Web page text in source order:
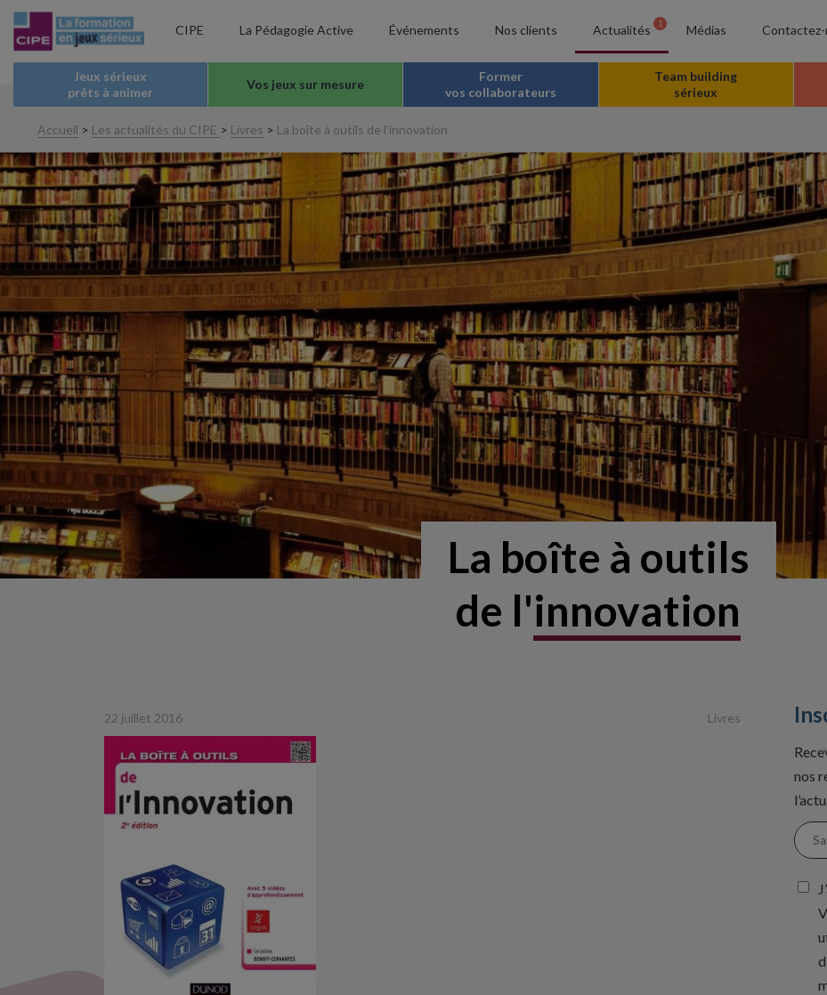
CIPE La Pédagogie Active Événements Nos clients Actualités 1 Médias
Jeux sérieux
prêts à animer
Vos jeux sur mesure
Former
vos collaborateurs
Team building
sérieux
Accueil > Les actualités du CIPE > Livres > La boîte à outils de l’innovation
La boîte à outils
de l'innovation
22 juillet 2016 Livres
nos